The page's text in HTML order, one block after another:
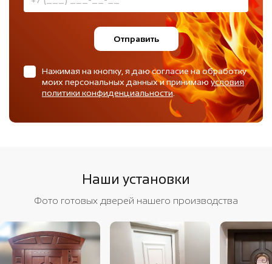
Отправить
Нажимая на кнопку, я даю согласие на обработку
моих персональных данных и принимаюусловия
политики конфиденциальности.
Наши установки
Фото готовых дверей нашего производства